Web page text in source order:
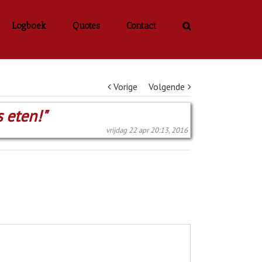
Logboek Quotes Contact
Vorige Volgende
eten!"
vrijdag 22 apr 20:13, 2016